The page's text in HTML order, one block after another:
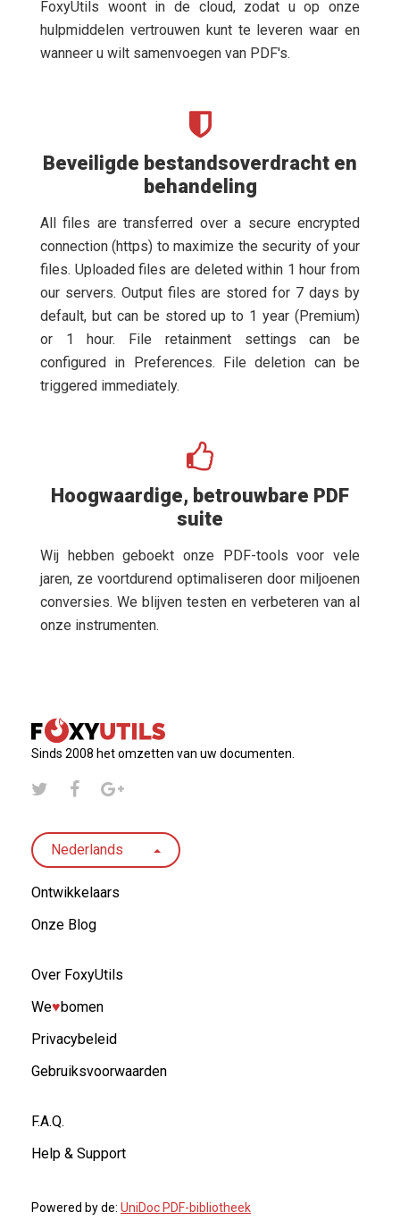
FoxyUtils woont in de cloud, zodat u op onze
hulpmiddelen vertrouwen kunt te leveren waar en
wanneer u wilt samenvoegen van PDF's.
Beveiligde bestandsoverdracht en
behandeling
All files are transferred over a secure encrypted
connection (https) to maximize the security of your
files. Uploaded files are deleted within 1 hour from
our servers. Output files are stored for 7 days by
default, but can be stored up to 1 year (Premium)
or 1 hour. File retainment settings can be
configured in Preferences. File deletion can be
triggered immediately.
Hoogwaardige, betrouwbare PDF
suite
Wij hebben geboekt onze PDF-tools voor vele
jaren, ze voortdurend optimaliseren door miljoenen
conversies. We blijven testen en verbeteren van al
onze instrumenten.
Sinds 2008 het omzetten van uw documenten.
Nederlands
Ontwikkelaars
Onze Blog
Over FoxyUtils
We♥︎bomen
Privacybeleid
Gebruiksvoorwaarden
F.A.Q.
Help & Support
Powered by de: UniDoc PDF-bibliotheek